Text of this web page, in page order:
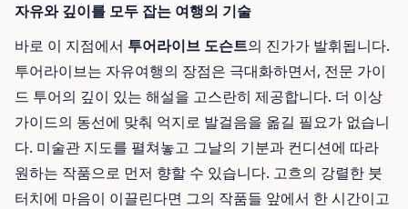
자유와 깊이를 모두 잡는 여행의 기술
바로 이 지점에서 투어라이브 도슨트의 진가가 발휘됩니다.
투어라이브는 자유여행의 장점은 극대화하면서, 전문 가이
드 투어의 깊이 있는 해설을 고스란히 제공합니다. 더 이상
가이드의 동선에 맞춰 억지로 발걸음을 옮길 필요가 없습니
다. 미술관 지도를 펼쳐놓고 그날의 기분과 컨디션에 따라
원하는 작품으로 먼저 향할 수 있습니다. 고흐의 강렬한 붓
터치에 마음이 이끌린다면 그의 작품들 앞에서 한 시간이고